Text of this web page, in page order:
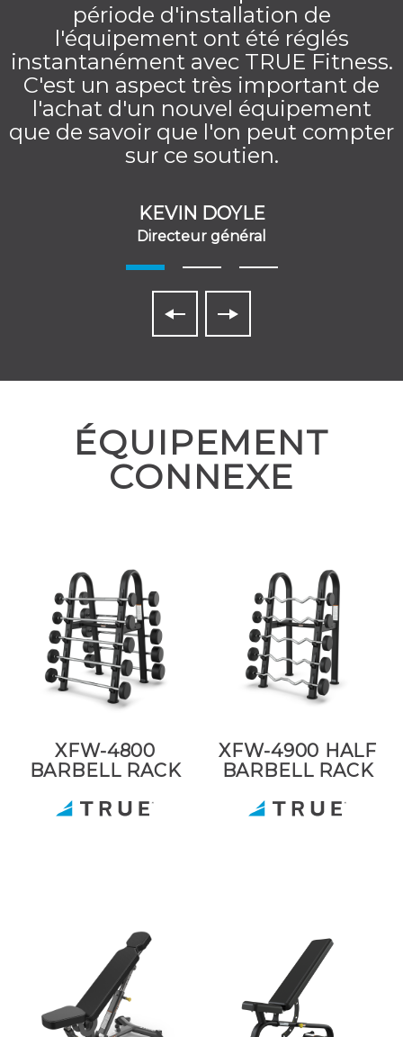
période d'installation de
l'équipement ont été réglés
instantanément avec TRUE Fitness.
C'est un aspect très important de
l'achat d'un nouvel équipement
que de savoir que l'on peut compter
sur ce soutien.
KEVIN DOYLE
Directeur général
ÉQUIPEMENT
CONNEXE
XFW-4800
BARBELL RACK
XFW-4900 HALF
BARBELL RACK